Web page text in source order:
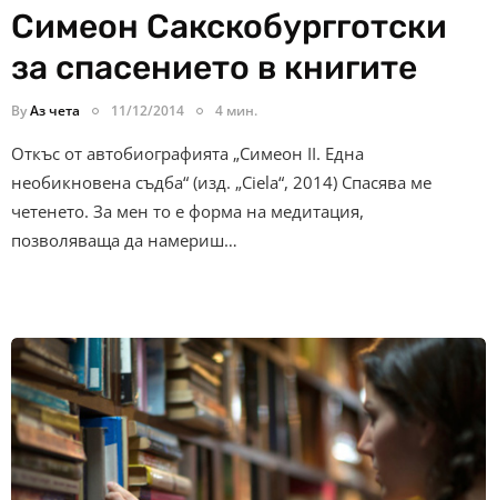
Симеон Сакскобургготски
за спасението в книгите
ByАз чета 11/12/2014 4 мин.
Откъс от автобиографията „Симеон II. Една
необикновена съдба“ (изд. „Ciela“, 2014) Спасява ме
четенето. За мен то е форма на медитация,
позволяваща да намериш…